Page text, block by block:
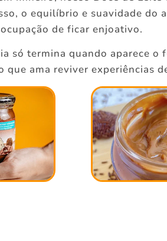
o equilíbrio e suavidade do
de ficar enjoativo.
só termina quando aparece o
que ama reviver experiências